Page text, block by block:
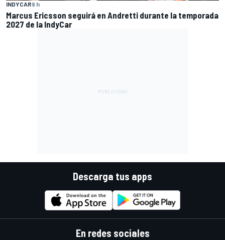
INDYCAR9 h
Marcus Ericsson seguirá en Andretti durante la temporada
2027 de la IndyCar
Descarga tus apps
En redes sociales